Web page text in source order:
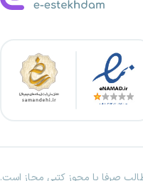
صرفا با مجوز کتبی مجاز است.